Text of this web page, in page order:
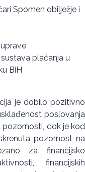
Spomen obilježje i
plaćanja u
BiH
je dobilo pozitivno
poslovanja
dok je kod
pozornost na
za financijsko
financijskih